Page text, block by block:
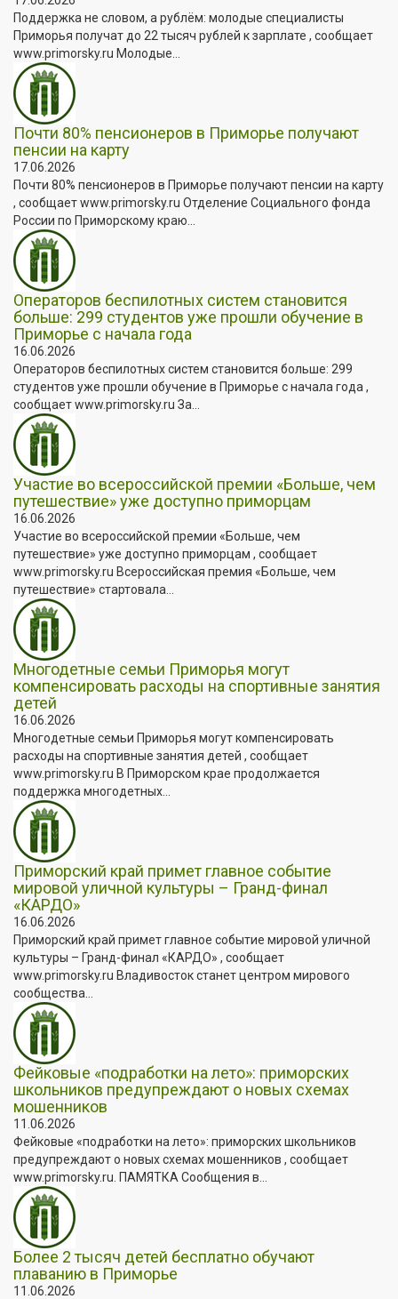
Поддержка не словом, а рублём: молодые специалисты
Приморья получат до 22 тысяч рублей к зарплате , сообщает
www.primorsky.ru Молодые...
Почти 80% пенсионеров в Приморье получают
пенсии на карту
17.06.2026
Почти 80% пенсионеров в Приморье получают пенсии на карту
, сообщает www.primorsky.ru Отделение Социального фонда
России по Приморскому краю...
Операторов беспилотных систем становится
больше: 299 студентов уже прошли обучение в
Приморье с начала года
16.06.2026
Операторов беспилотных систем становится больше: 299
студентов уже прошли обучение в Приморье с начала года ,
сообщает www.primorsky.ru За...
Участие во всероссийской премии «Больше, чем
путешествие» уже доступно приморцам
16.06.2026
Участие во всероссийской премии «Больше, чем
путешествие» уже доступно приморцам , сообщает
www.primorsky.ru Всероссийская премия «Больше, чем
путешествие» стартовала...
Многодетные семьи Приморья могут
компенсировать расходы на спортивные занятия
детей
16.06.2026
Многодетные семьи Приморья могут компенсировать
расходы на спортивные занятия детей , сообщает
www.primorsky.ru В Приморском крае продолжается
поддержка многодетных...
Приморский край примет главное событие
мировой уличной культуры – Гранд-финал
«КАРДО»
16.06.2026
Приморский край примет главное событие мировой уличной
культуры – Гранд-финал «КАРДО» , сообщает
www.primorsky.ru Владивосток станет центром мирового
сообщества...
Фейковые «подработки на лето»: приморских
школьников предупреждают о новых схемах
мошенников
11.06.2026
Фейковые «подработки на лето»: приморских школьников
предупреждают о новых схемах мошенников , сообщает
www.primorsky.ru. ПАМЯТКА Сообщения в...
Более 2 тысяч детей бесплатно обучают
плаванию в Приморье
11.06.2026